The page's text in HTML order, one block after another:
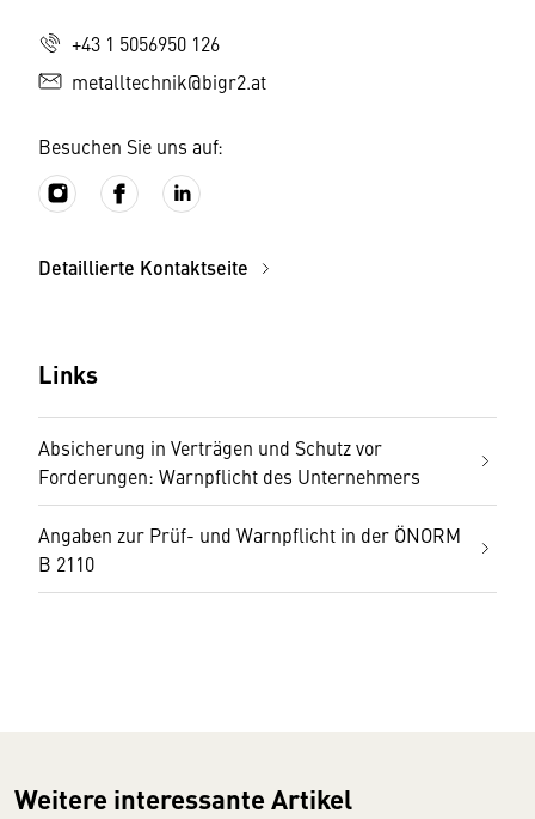
+43 1 5056950 126
metalltechnik@bigr2.at
Besuchen Sie uns auf:
Detaillierte Kontaktseite
Links
Absicherung in Verträgen und Schutz vor
Forderungen: Warnpflicht des Unternehmers
Angaben zur Prüf- und Warnpflicht in der ÖNORM
B 2110
Weitere interessante Artikel